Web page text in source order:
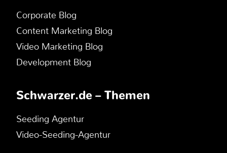
Corporate Blog
Content Marketing Blog
Video Marketing Blog
Development Blog
Schwarzer.de – Themen
Seeding Agentur
Video-Seeding-Agentur